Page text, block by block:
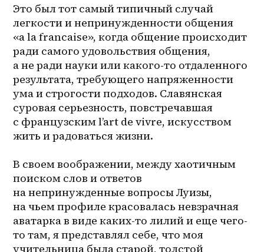
Это был тот самый типичный случай
легкости и непринужденности общения
«a la francaise», когда общение происходит
ради самого удовольствия общения,
а не ради науки или какого-то отдаленного
результата, требующего напряженности
ума и строгости подходов. Славянская
суровая серьезность, повстречавшая
c французским l’art de vivre, искусством
жить и радоваться жизни.
В своем воображении, между хаотичным
поиском слов и ответов
на непринужденные вопросы Луизы,
на чьем профиле красовалась невзрачная
аватарка в виде каких-то лилий и еще чего-
то там, я представлял себе, что моя
учительница была старой, толстой